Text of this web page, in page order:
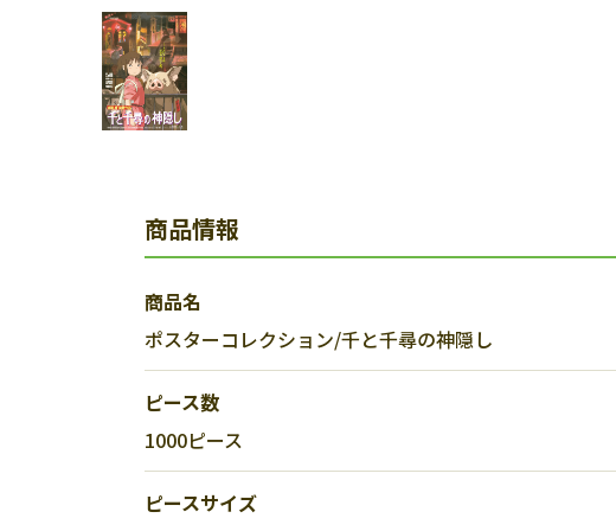
商品情報
商品名
ポスターコレクション/千と千尋の神隠し
ピース数
1000ピース
ピースサイズ